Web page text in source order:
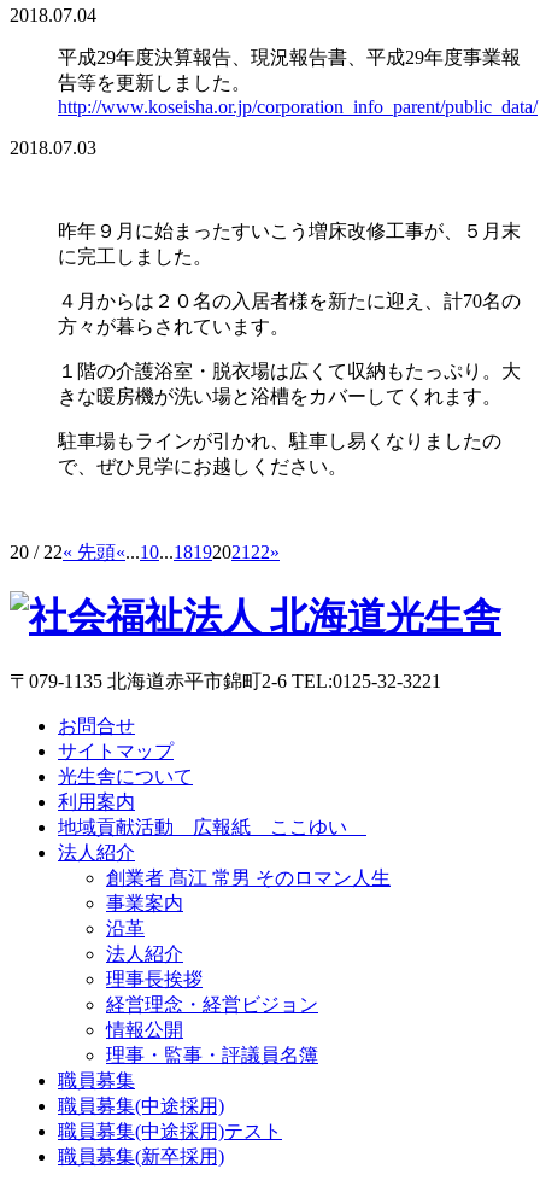
2018.07.04
平成29年度決算報告、現況報告書、平成29年度事業報
告等を更新しました。
http://www.koseisha.or.jp/corporation_info_parent/public_data/
2018.07.03
昨年９月に始まったすいこう増床改修工事が、５月末
に完工しました。
４月からは２０名の入居者様を新たに迎え、計70名の
方々が暮らされています。
１階の介護浴室・脱衣場は広くて収納もたっぷり。大
きな暖房機が洗い場と浴槽をカバーしてくれます。
駐車場もラインが引かれ、駐車し易くなりましたの
で、ぜひ見学にお越しください。
20 / 22« 先頭«...10...18192021 22»
〒079-1135 北海道赤平市錦町2-6 TEL:0125-32-3221
お問合せ
サイトマップ
光生舎について
利用案内
地域貢献活動 広報紙 ここゆい
法人紹介
創業者 髙江 常男 そのロマン人生
事業案内
沿革
法人紹介
理事長挨拶
経営理念・経営ビジョン
情報公開
理事・監事・評議員名簿
職員募集
職員募集(中途採用)
職員募集(中途採用)テスト
職員募集(新卒採用)